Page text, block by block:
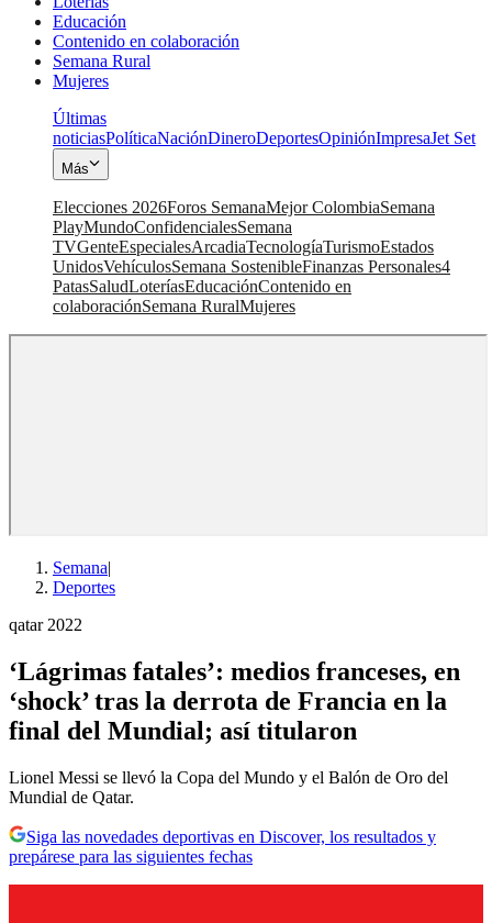
Educación
Contenido en colaboración
Semana Rural
Mujeres
Últimas
noticiasPolíticaNaciónDineroDeportesOpiniónImpresaJet Set
Más
Elecciones 2026Foros SemanaMejor ColombiaSemana
PlayMundoConfidencialesSemana
TVGenteEspecialesArcadiaTecnologíaTurismoEstados
UnidosVehículosSemana SostenibleFinanzas Personales4
PatasSaludLoteríasEducaciónContenido en
colaboraciónSemana RuralMujeres
Semana|
Deportes
qatar 2022
‘Lágrimas fatales’: medios franceses, en
‘shock’ tras la derrota de Francia en la
final del Mundial; así titularon
Lionel Messi se llevó la Copa del Mundo y el Balón de Oro del
Mundial de Qatar.
Siga las novedades deportivas en Discover, los resultados y
prepárese para las siguientes fechas